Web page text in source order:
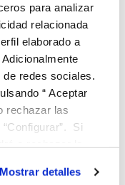
para analizar
relacionada
elaborado a
redes sociales.
“ Aceptar
rechazar las
Si
funcione y que
Mostrar detalles